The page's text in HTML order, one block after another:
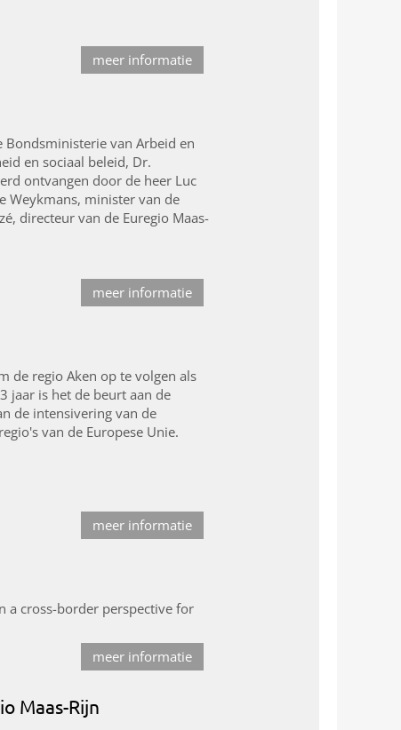
meer informatie
van Arbeid en
en sociaal beleid, Dr.
ontvangen door de heer Luc
Weykmans, minister van de
directeur van de Euregio Maas-
meer informatie
de regio Aken op te volgen als
jaar is het de beurt aan de
de intensivering van de
van de Europese Unie.
meer informatie
a cross-border perspective for
meer informatie
Maas-Rijn